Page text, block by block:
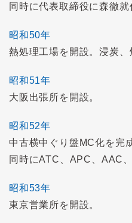
同時に代表取締役に森徹就
昭和50年
熱処理工場を開設。浸炭、
昭和51年
大阪出張所を開設。
昭和52年
中古横中ぐり盤MC化を完
同時にATC、APC、AAC
昭和53年
東京営業所を開設。